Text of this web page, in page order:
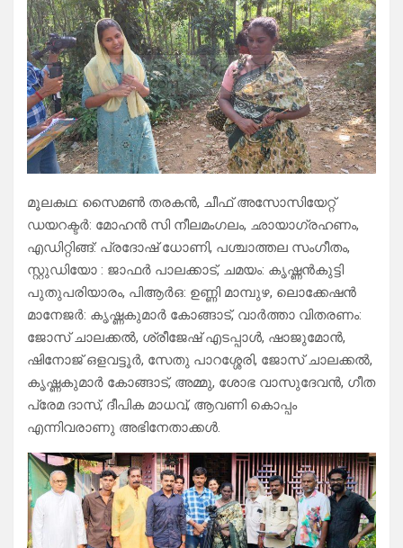
മൂലകഥ: സൈമൺ തരകൻ, ചീഫ് അസോസിയേറ്റ്
ഡയറക്ടർ: മോഹൻ സി നീലമംഗലം, ഛായാഗ്രഹണം,
എഡിറ്റിങ്ങ്: പ്രദോഷ് ധോണി, പശ്ചാത്തല സംഗീതം,
സ്റ്റുഡിയോ : ജാഫർ പാലക്കാട്, ചമയം: കൃഷ്ണൻകുട്ടി
പുതുപരിയാരം, പിആർഒ: ഉണ്ണി മാമ്പുഴ, ലൊക്കേഷൻ
മാനേജർ: കൃഷ്ണകുമാർ കോങ്ങാട്, വാർത്താ വിതരണം:
ജോസ് ചാലക്കൽ, ശ്രീജേഷ് എടപ്പാൾ, ഷാജുമോൻ,
ഷിനോജ് ഒളവട്ടൂർ, സേതു പാറശ്ശേരി, ജോസ് ചാലക്കൽ,
കൃഷ്ണകുമാർ കോങ്ങാട്, അമ്മു, ശോഭ വാസുദേവൻ, ഗീത
പ്രേമ ദാസ്, ദീപിക മാധവ്, ആവണി കൊപ്പം
എന്നിവരാണു അഭിനേതാക്കൾ.